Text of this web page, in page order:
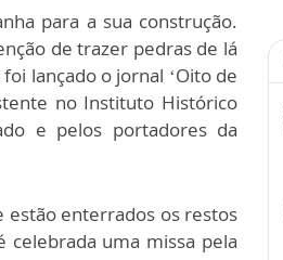
para a sua construção.
de trazer pedras de lá
lançado o jornal ‘Oito de
no Instituto Histórico
e pelos portadores da
estão enterrados os restos
celebrada uma missa pela